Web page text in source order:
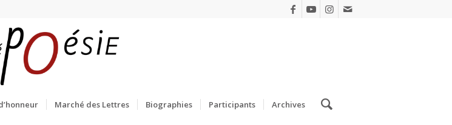
Marché des Lettres Biographies Participants Archives